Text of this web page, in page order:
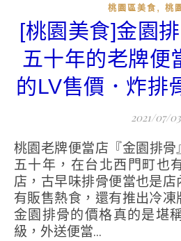
桃園區美食 , 桃
[桃園美食]金園
五十年的老牌便
的LV售價．炸排
2021/07/03
桃園老牌便當店『金園排骨』創立至今已經過超
五十年，在台北西門町也
店，古早味排骨便當也是
有販售熱食，還有推出冷
金園排骨的價格真的是堪
級，外送便當...